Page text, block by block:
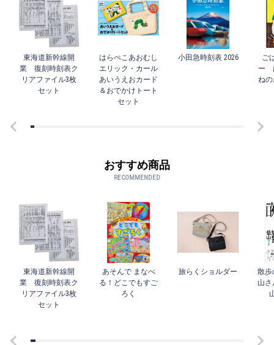
東海道新幹線開
業 復刻時刻表ク
リアファイル3枚
セット
はらぺこあおむし
エリック・カール
あいうえおカード
＆おでかけトート
セット
小田急時刻表 2026
ご
ー
ね
おすすめ商品
RECOMMENDED
東海道新幹線開
業 復刻時刻表ク
リアファイル3枚
セット
あそんで まなべ
る！どこでもすご
ろく
旅らくショルダー
散歩
山さ